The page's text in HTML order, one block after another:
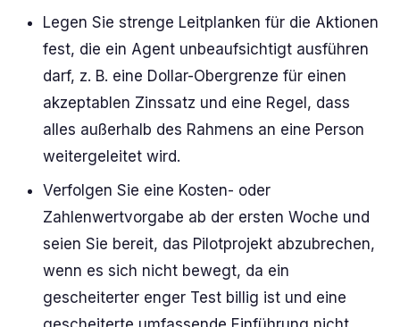
Legen Sie strenge Leitplanken für die Aktionen
fest, die ein Agent unbeaufsichtigt ausführen
darf, z. B. eine Dollar-Obergrenze für einen
akzeptablen Zinssatz und eine Regel, dass
alles außerhalb des Rahmens an eine Person
weitergeleitet wird.
Verfolgen Sie eine Kosten- oder
Zahlenwertvorgabe ab der ersten Woche und
seien Sie bereit, das Pilotprojekt abzubrechen,
wenn es sich nicht bewegt, da ein
gescheiterter enger Test billig ist und eine